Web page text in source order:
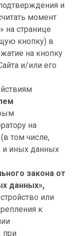
и
момент
на странице
кнопку) в
на кнопку
и/или его
на
том числе,
и иных данных
закона от
данных»,
или
к
при